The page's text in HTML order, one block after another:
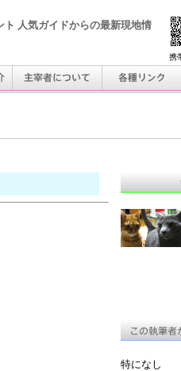
人気ガイドからの最新現地情
携
特になし